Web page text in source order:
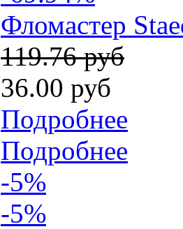
Фломастер
119.76 руб
36.00 руб
Подробнее
Подробнее
-5%
-5%